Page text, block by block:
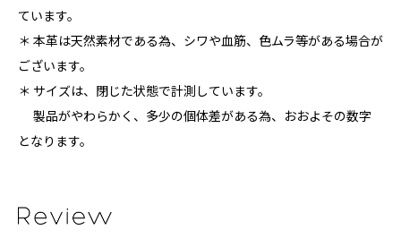
ています。
＊ 本革は天然素材である為、シワや血筋、色ムラ等がある場合が
ございます。
＊ サイズは、閉じた状態で計測しています。
製品がやわらかく、多少の個体差がある為、おおよその数字
となります。